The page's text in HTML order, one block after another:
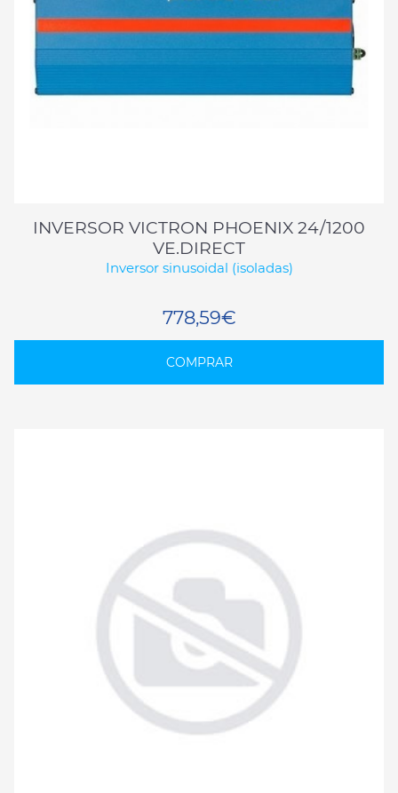
INVERSOR VICTRON PHOENIX 24/1200
VE.DIRECT
Inversor sinusoidal (isoladas)
778,59€
COMPRAR